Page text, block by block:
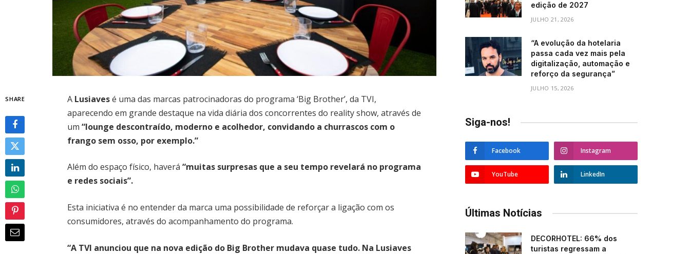
SHARE A Lusiavesé uma das marcas patrocinadoras do programa ‘Big Brother’, da TVI,
aparecendo em grande destaque na vida diária dos concorrentes do reality show, através de
um“lounge descontraído, moderno e acolhedor, convidando a churrascos com o
frango sem osso, por exemplo.”
Além do espaço físico, haverá“muitas surpresas que a seu tempo revelará no programa
e redes sociais”.
Esta iniciativa é no entender da marca uma possibilidade de reforçar a ligação com os
consumidores, através do acompanhamento do programa.
“A TVI anunciou que na nova edição do Big Brother mudava quase tudo. Na Lusiaves
edição de 2027
JULHO 21, 2026
“A evolução da hotelaria
passa cada vez mais pela
digitalização, automação e
reforço da segurança”
JULHO 15, 2026
Siga-nos!
Facebook Instagram
YouTube LinkedIn
Últimas Notícias
DECORHOTEL: 66% dos
turistas regressam a